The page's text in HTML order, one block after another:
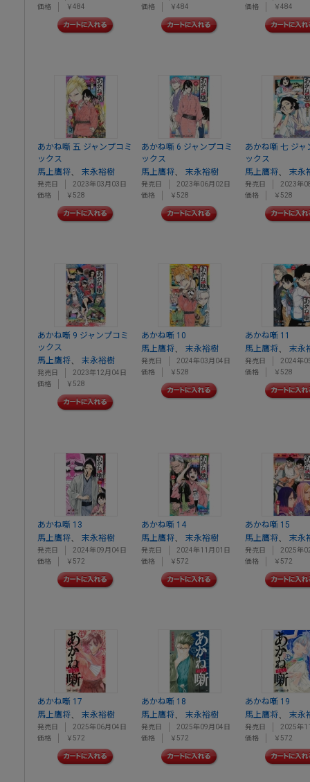
価格
￥484
価格
￥484
価格
￥484
あかね噺 五 ジャンプコミ
ックス
馬上鷹将、 末永裕樹
発売日
2023年03月03日
価格
￥528
あかね噺 6 ジャンプコミ
ックス
馬上鷹将、 末永裕樹
発売日
2023年06月02日
価格
￥528
あかね噺 七 ジャ
ックス
馬上鷹将、 末永
発売日
2023年
価格
￥528
あかね噺 9 ジャンプコミ
ックス
馬上鷹将、 末永裕樹
発売日
2023年12月04日
価格
￥528
あかね噺 10
馬上鷹将、 末永裕樹
発売日
2024年03月04日
価格
￥528
あかね噺 11
馬上鷹将、 末永
発売日
2024年
価格
￥528
あかね噺 13
馬上鷹将
末永裕樹
発売日
2024年09月04日
価格
￥572
あかね噺 14
馬上鷹将
末永裕樹
発売日
2024年11月01日
価格
￥572
あかね噺 15
馬上鷹将
末永
発売日
2025年
価格
￥572
あかね噺 17
馬上鷹将、 末永裕樹
発売日
2025年06月04日
価格
￥572
あかね噺 18
馬上鷹将、 末永裕樹
発売日
2025年09月04日
価格
￥572
あかね噺 19
馬上鷹将、 末永
発売日
2025年
価格
￥572